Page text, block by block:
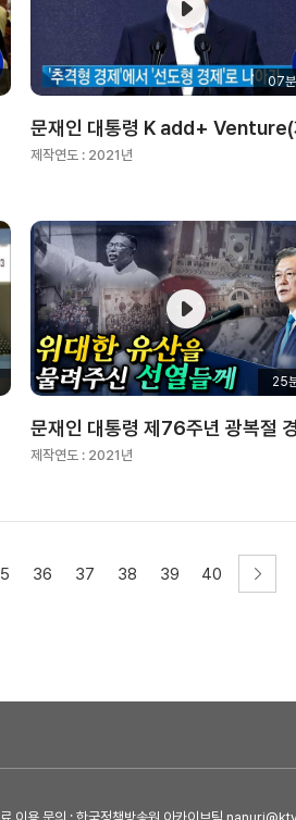
07
제작연도 : 2021년
25
문재인 대통령 제76주년 광복절
제작연도 : 2021년
36 37 38 39 40